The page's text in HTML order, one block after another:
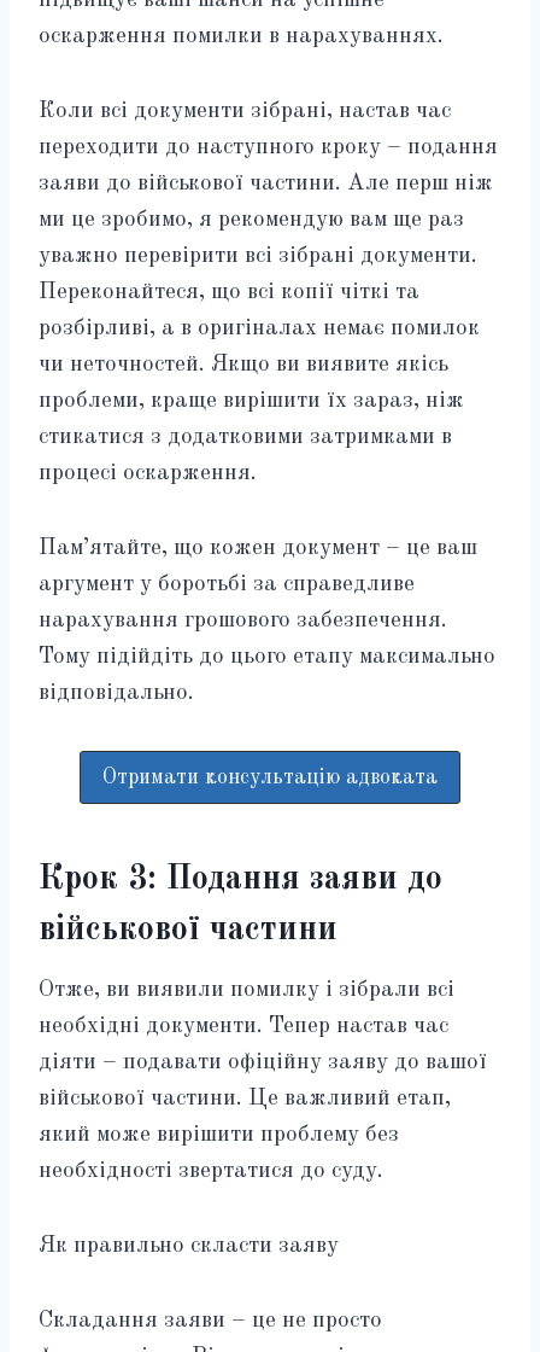
оскарження помилки в нарахуваннях.
Коли всі документи зібрані, настав час
переходити до наступного кроку – подання
заяви до військової частини. Але перш ніж
ми це зробимо, я рекомендую вам ще раз
уважно перевірити всі зібрані документи.
Переконайтеся, що всі копії чіткі та
розбірливі, а в оригіналах немає помилок
чи неточностей. Якщо ви виявите якісь
проблеми, краще вирішити їх зараз, ніж
стикатися з додатковими затримками в
процесі оскарження.
Пам’ятайте, що кожен документ – це ваш
аргумент у боротьбі за справедливе
нарахування грошового забезпечення.
Тому підійдіть до цього етапу максимально
відповідально.
Отримати консультацію адвоката
Крок 3: Подання заяви до
військової частини
Отже, ви виявили помилку і зібрали всі
необхідні документи. Тепер настав час
діяти – подавати офіційну заяву до вашої
військової частини. Це важливий етап,
який може вирішити проблему без
необхідності звертатися до суду.
Як правильно скласти заяву
Складання заяви – це не просто